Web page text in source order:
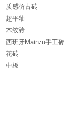
质感仿古砖
超平釉
木纹砖
西班牙Mainzu手工砖
花砖
中板